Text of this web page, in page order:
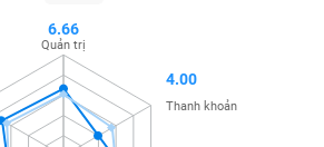
6.66
Quản trị
4.00
Thanh khoản